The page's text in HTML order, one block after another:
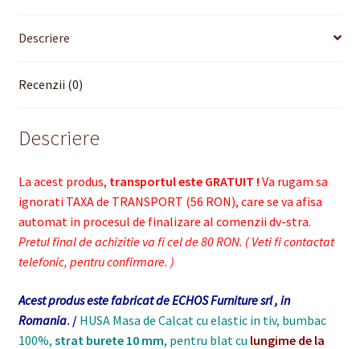
Descriere
Recenzii (0)
Descriere
La acest produs, transportul este GRATUIT ! Va rugam sa
ignorati TAXA de TRANSPORT (56 RON), care se va afisa
automat in procesul de finalizare al comenzii dv-stra.
Pretul final de achizitie va fi cel de 80 RON. ( Veti fi contactat
telefonic, pentru confirmare. )
Acest produs este fabricat de ECHOS Furniture srl , in
Romania. / HUSA Masa de Calcat cu elastic in tiv, bumbac
100%, strat burete 10 mm, pentru blat cu lungime de la